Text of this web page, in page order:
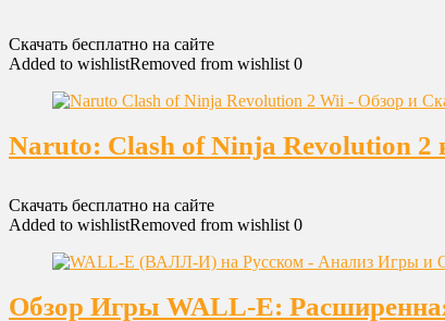
Скачать бесплатно на сайте
Added to wishlistRemoved from wishlist 0
Naruto: Clash of Ninja Revolution
Скачать бесплатно на сайте
Added to wishlistRemoved from wishlist 0
Обзор Игры WALL-E: